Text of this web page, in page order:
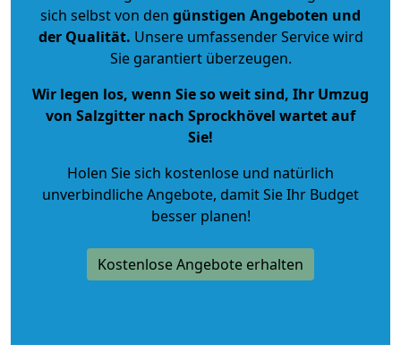
sich selbst von den günstigen Angeboten und
der Qualität. Unsere umfassender Service wird
Sie garantiert überzeugen.
Wir legen los, wenn Sie so weit sind, Ihr Umzug
von Salzgitter nach Sprockhövel wartet auf
Sie!
Holen Sie sich kostenlose und natürlich
unverbindliche Angebote, damit Sie Ihr Budget
besser planen!
Kostenlose Angebote erhalten